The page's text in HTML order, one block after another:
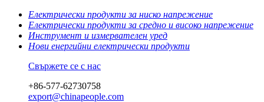
Електрически продукти за ниско напрежение
Електрически продукти за средно и високо напрежение
Инструмент и измервателен уред
Нови енергийни електрически продукти
Свържете се с нас
+86-577-62730758
export@chinapeople.com